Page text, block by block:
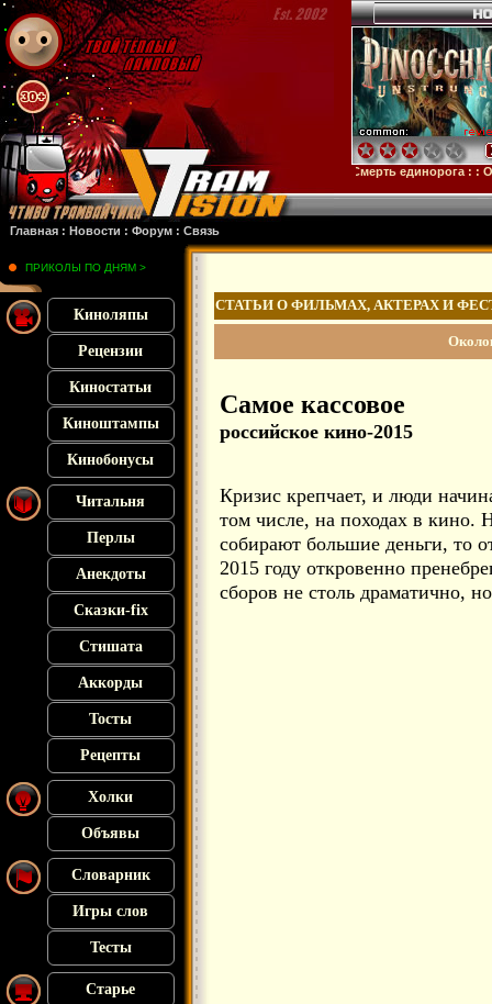
Главная : Новости : Форум : Связь
: :Микки 17: :Субстанция: :28 лет спустя Смерть единорога: :Орудия
ПРИКОЛЫ ПО ДНЯМ >
Киноляпы
Рецензии
Киностатьи
Киноштампы
Кинобонусы
Читальня
Перлы
Анекдоты
Сказки-fix
Стишата
Аккорды
Тосты
Рецепты
Холки
Объявы
Словарник
Игры слов
Тесты
Старье
СТАТЬИ О ФИЛЬМАХ, АКТЕРАХ И
Самое кассовое
российское кино-2015
Кризис крепчает, и люди
том числе, на походах в кино.
собирают большие деньги, то
2015 году откровенно
сборов не столь драматично,